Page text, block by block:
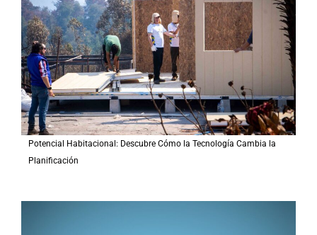
Potencial Habitacional: Descubre Cómo la Tecnología Cambia la
Planificación